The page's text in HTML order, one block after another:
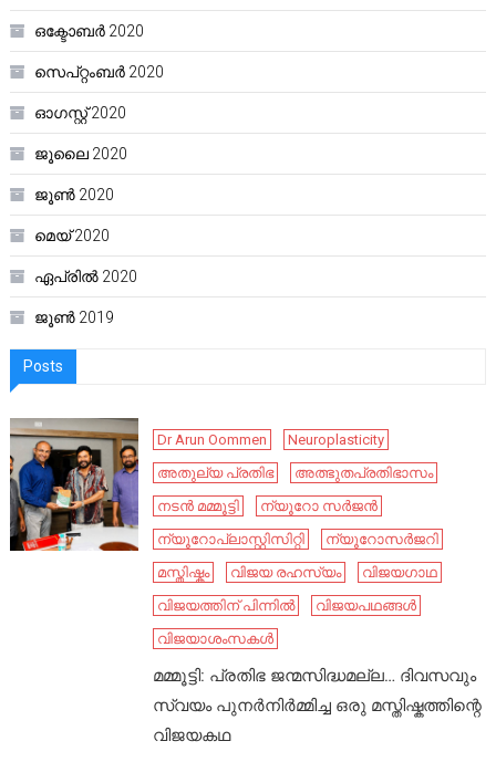
ഒക്ടോബർ 2020
സെപ്റ്റംബർ 2020
ഓഗസ്റ്റ്‌ 2020
ജൂലൈ 2020
ജൂൺ 2020
മെയ്‌ 2020
ഏപ്രിൽ 2020
ജൂൺ 2019
Posts
Dr Arun Oommen
Neuroplasticity
അതുല്യ പ്രതിഭ
അത്ഭുതപ്രതിഭാസം
നടൻ മമ്മൂട്ടി
ന്യൂറോ സർജൻ
ന്യൂറോപ്ലാസ്റ്റിസിറ്റി
ന്യൂറോസർജറി
മസ്തിഷ്കം
വിജയ രഹസ്യം
വിജയഗാഥ
വിജയത്തിന് പിന്നിൽ
വിജയപഥങ്ങൾ
വിജയാശംസകൾ
മമ്മൂട്ടി: പ്രതിഭ ജന്മസിദ്ധമല്ല… ദിവസവും
സ്വയം പുനർനിർമ്മിച്ച ഒരു മസ്തിഷ്കത്തിന്റെ
വിജയകഥ